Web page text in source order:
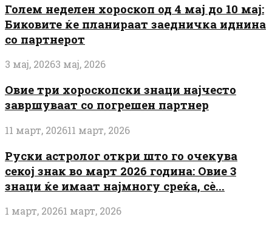
Голем неделен хороскоп од 4 мај до 10 мај:
Биковите ќе планираат заедничка иднина
со партнерот
3 мај, 20263 мај, 2026
Овие три хороскопски знаци најчесто
завршуваат со погрешен партнер
11 март, 202611 март, 2026
Руски астролог откри што го очекува
секој знак во март 2026 година: Овие 3
знаци ќе имаат најмногу среќа, сè...
1 март, 20261 март, 2026